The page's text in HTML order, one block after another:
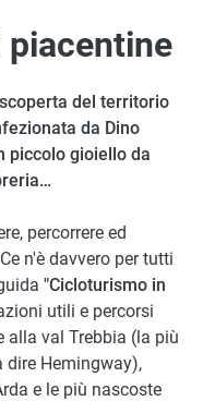
piacentine
scoperta del territorio
da Dino
piccolo gioiello da
percorrere ed
n'è davvero per tutti
"Cicloturismo in
utili e percorsi
alla val Trebbia (la più
dire Hemingway),
e le più nascoste